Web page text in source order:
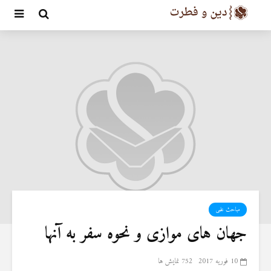
مباحث علمی
جهان های موازی و نحوه سفر به آنها
10 فوریه 2017 752 نمایش ها